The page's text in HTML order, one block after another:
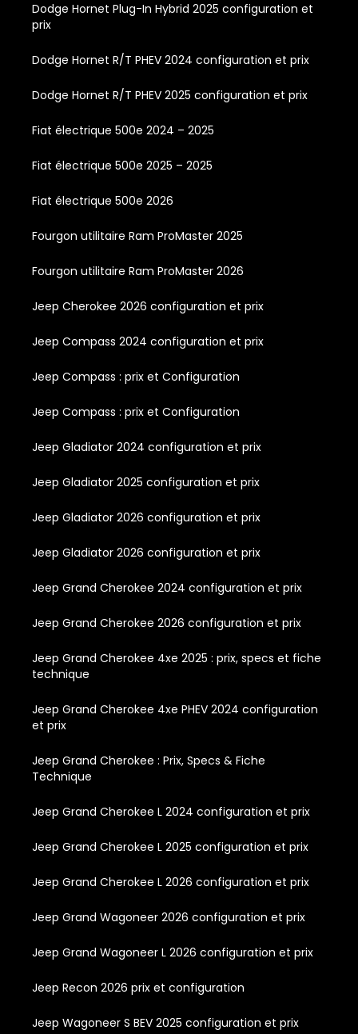
Dodge Hornet Plug-In Hybrid 2025 configuration et
prix
Dodge Hornet R/T PHEV 2024 configuration et prix
Dodge Hornet R/T PHEV 2025 configuration et prix
Fiat électrique 500e 2024 – 2025
Fiat électrique 500e 2025 – 2025
Fiat électrique 500e 2026
Fourgon utilitaire Ram ProMaster 2025
Fourgon utilitaire Ram ProMaster 2026
Jeep Cherokee 2026 configuration et prix
Jeep Compass 2024 configuration et prix
Jeep Compass : prix et Configuration
Jeep Compass : prix et Configuration
Jeep Gladiator 2024 configuration et prix
Jeep Gladiator 2025 configuration et prix
Jeep Gladiator 2026 configuration et prix
Jeep Gladiator 2026 configuration et prix
Jeep Grand Cherokee 2024 configuration et prix
Jeep Grand Cherokee 2026 configuration et prix
Jeep Grand Cherokee 4xe 2025 : prix, specs et fiche
technique
Jeep Grand Cherokee 4xe PHEV 2024 configuration
et prix
Jeep Grand Cherokee : Prix, Specs & Fiche
Technique
Jeep Grand Cherokee L 2024 configuration et prix
Jeep Grand Cherokee L 2025 configuration et prix
Jeep Grand Cherokee L 2026 configuration et prix
Jeep Grand Wagoneer 2026 configuration et prix
Jeep Grand Wagoneer L 2026 configuration et prix
Jeep Recon 2026 prix et configuration
Jeep Wagoneer S BEV 2025 configuration et prix